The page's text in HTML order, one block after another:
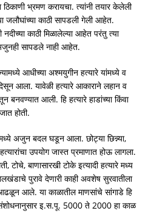
ठिकाणी भ्रमण करायचा. त्यांनी तयार केलेली
जलौघांच्या काठी सापडली गेली आहेत.
नदीच्या काठी मिळालेल्या आहेत परंतु त्या
सापडले नाही आहेत.
आधीच्या अश्मयुगीन हत्यारे यांमध्ये व
आला. यावेळी हत्यारे आकाराने लहान व
बनवण्यात आली. हि हत्यारे हाडांच्या किंवा
होती.
अजुन बदल घडून आला. छोट्या छिन्न्या,
उपयोग जास्त प्रमाणात होऊ लागला.
टोचे, बाणासारखी टोके इत्यादी हत्यारे मध्य
पुरावे देणारी काही अवशेष सुरवातीला
आले. या काळातील माणसांचे सांगाडे हि
इ.स.पू. 5000 ते 2000 हा काळ